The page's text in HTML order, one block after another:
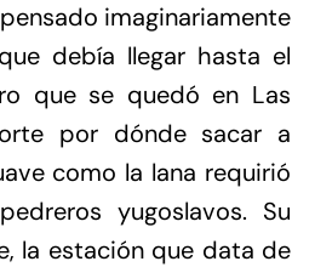
imaginariamente
debía llegar hasta el
que se quedó en Las
por dónde sacar a
como la lana requirió
yugoslavos. Su
la estación que data de